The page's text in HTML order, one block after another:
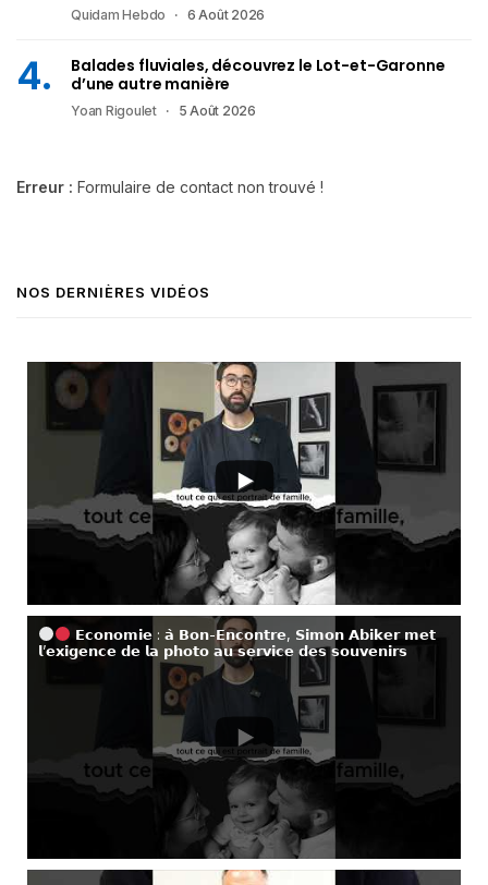
Quidam Hebdo 6 Août 2026
Balades fluviales, découvrez le Lot-et-Garonne
d’une autre manière
Yoan Rigoulet 5 Août 2026
Erreur : Formulaire de contact non trouvé !
NOS DERNIÈRES VIDÉOS
𝗘𝗰𝗼𝗻𝗼𝗺𝗶𝗲 : 𝗮̀ 𝗕𝗼𝗻-𝗘𝗻𝗰𝗼𝗻𝘁𝗿𝗲, 𝗦𝗶𝗺𝗼𝗻 𝗔𝗯𝗶𝗸𝗲𝗿 𝗺𝗲𝘁
𝗹’𝗲𝘅𝗶𝗴𝗲𝗻𝗰𝗲 𝗱𝗲 𝗹𝗮 𝗽𝗵𝗼𝘁𝗼 𝗮𝘂 𝘀𝗲𝗿𝘃𝗶𝗰𝗲 𝗱𝗲𝘀 𝘀𝗼𝘂𝘃𝗲𝗻𝗶𝗿𝘀